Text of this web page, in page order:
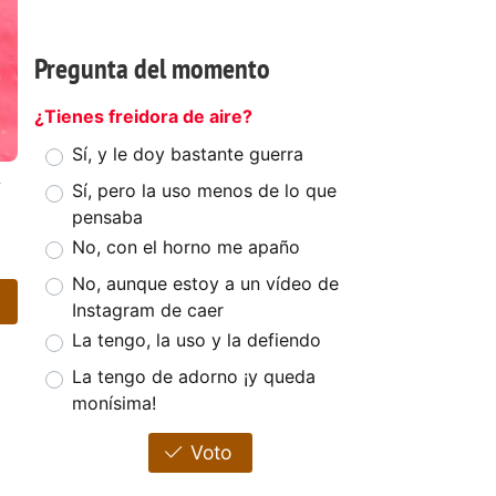
Pregunta del momento
¿Tienes freidora de aire?
Sí, y le doy bastante guerra
Sí, pero la uso menos de lo que
pensaba
No, con el horno me apaño
No, aunque estoy a un vídeo de
Instagram de caer
La tengo, la uso y la defiendo
La tengo de adorno ¡y queda
monísima!
Voto